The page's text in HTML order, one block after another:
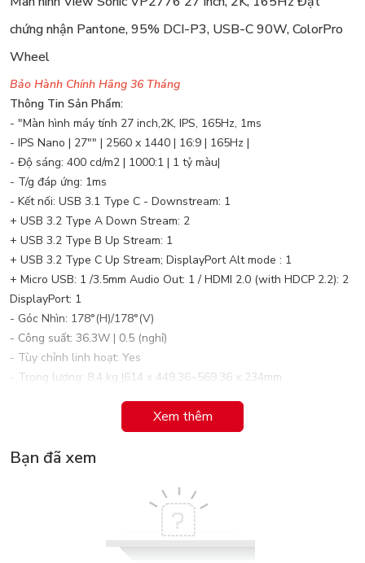
chứng nhận Pantone, 95% DCI-P3, USB-C 90W, ColorPro
Wheel
Bảo Hành Chính Hãng 36 Tháng
Thông Tin Sản Phẩm:
- "Màn hình máy tính 27 inch,2K, IPS, 165Hz, 1ms
- IPS Nano | 27"" | 2560 x 1440 | 16:9 | 165Hz |
- Độ sáng: 400 cd/m2 | 1000:1 | 1 tỷ màu|
- T/g đáp ứng: 1ms
- Kết nối: USB 3.1 Type C - Downstream: 1
+ USB 3.2 Type A Down Stream: 2
+ USB 3.2 Type B Up Stream: 1
+ USB 3.2 Type C Up Stream; DisplayPort Alt mode : 1
+ Micro USB: 1 /3.5mm Audio Out: 1 / HDMI 2.0 (with HDCP 2.2): 2
DisplayPort: 1
- Góc Nhìn: 178°(H)/178°(V)
- Công suất: 36.3W | 0.5 (nghỉ)
- Tùy chỉnh linh hoạt: Yes
- Trọng lượng: 8.4 kg |614 x 449.36~569.36 x 234mm
- Phụ kiện: 3-pin Plug (IEC C13 / CEE22) x1, DisplayPort Cable
(v1.4; Male-Male) x1, USB A/B Cable (v3.2; Male-Male) x1, USB
Type-C Cable (Male-Male) x1, Quick Start Guide x1, Hood x1,
- Công nghệ bảo vệ mắt: Chống nhấp nháy và bộ lọc ánh sáng
xanh Công nghệ ViewMode độc quyền"
Xem thêm
Bạn đã xem